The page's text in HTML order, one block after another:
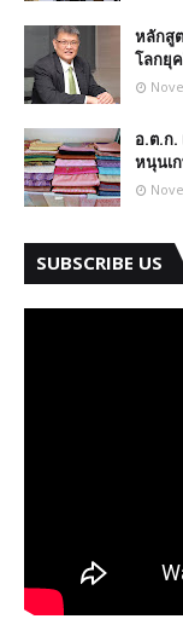
หลักสู
โลกยุ
อ.ต.ก
หนุนเ
SUBSCRIBE US